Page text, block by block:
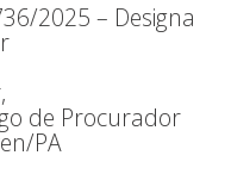
2025 – Designa
de Procurador
PA